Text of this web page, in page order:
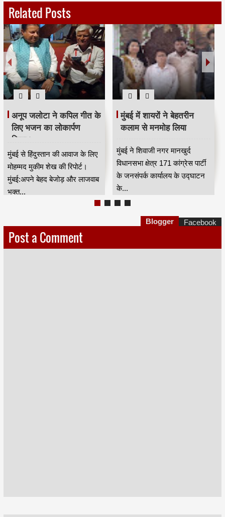
Related Posts
अनूप जलोटा ने कपिल गीत के
लिए भजन का लोकार्पण
किया।
मुंबई से हिंदुस्तान की आवाज के लिए
मोहम्मद मुकीम शेख की रिपोर्ट।
मुंबई:अपने बेहद बेजोड़ और लाजवाब
भक्त...
मुंबई में शायरों ने बेहतरीन
कलाम से मनमोह लिया
मुंबई ने शिवाजी नगर मानखुर्द
विधानसभा क्षेत्र 171 कांग्रेस पार्टी
के जनसंपर्क कार्यालय के उद्घाटन
के...
Post a Comment
Blogger Facebook